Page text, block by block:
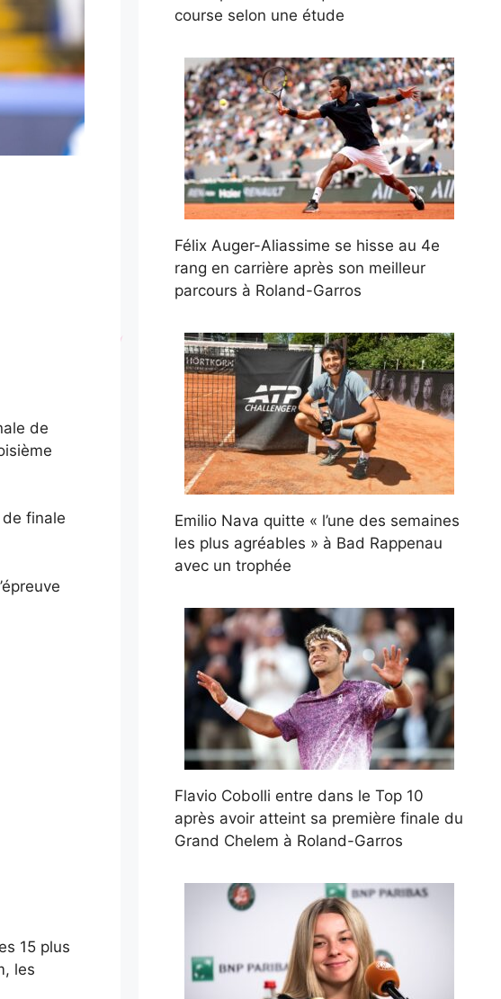
de
finale
15 plus
les
course selon une étude
Félix Auger-Aliassime se hisse au 4e
rang en carrière après son meilleur
parcours à Roland-Garros
Emilio Nava quitte « l’une des semaines
les plus agréables » à Bad Rappenau
avec un trophée
Flavio Cobolli entre dans le Top 10
après avoir atteint sa première finale du
Grand Chelem à Roland-Garros